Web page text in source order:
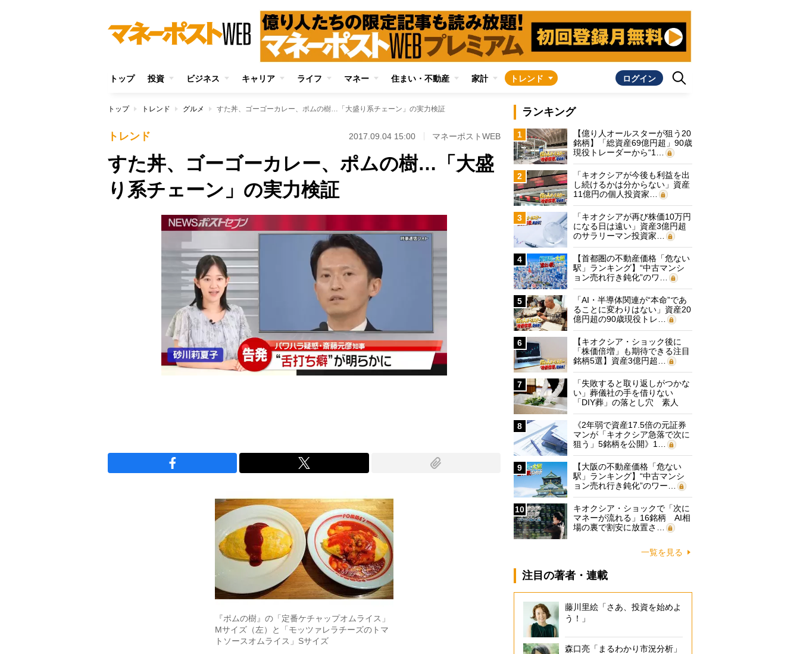
トップ 投資 ビジネス キャリア ライフ マネー 住まい・不動産 家計 トレンド ログイン
トップ トレンド グルメ すた丼、ゴーゴーカレー、ポムの樹…「大盛り系チェーン」の実力検証
トレンド 2017.09.04 15:00 マネーポストWEB
すた丼、ゴーゴーカレー、ポムの樹…「大盛
り系チェーン」の実力検証
『ポムの樹』の「定番ケチャップオムライス」
Mサイズ（左）と「モッツァレラチーズのトマ
トソースオムライス」Sサイズ
ランキング
1
【億り人オールスターが狙う20
銘柄】「総資産69億円超」90歳
現役トレーダーから“1…
2
「キオクシアが今後も利益を出
し続けるかは分からない」資産
11億円の個人投資家…
3
「キオクシアが再び株価10万円
になる日は遠い」資産3億円超
のサラリーマン投資家…
4
【首都圏の不動産価格「危ない
駅」ランキング】“中古マンシ
ョン売れ行き鈍化”のワ…
5
「AI・半導体関連が“本命”であ
ることに変わりはない」資産20
億円超の90歳現役トレ…
6
【キオクシア・ショック後に
「株価倍増」も期待できる注目
銘柄5選】資産3億円超…
7
「失敗すると取り返しがつかな
い」葬儀社の手を借りない
「DIY葬」の落とし穴 素人
に…
8
《2年弱で資産17.5倍の元証券
マンが「キオクシア急落で次に
狙う」5銘柄を公開》1…
9
【大阪の不動産価格「危ない
駅」ランキング】“中古マンシ
ョン売れ行き鈍化”のワー…
10
キオクシア・ショックで「次に
マネーが流れる」16銘柄 AI相
場の裏で割安に放置さ…
一覧を見る
注目の著者・連載
藤川里絵「さあ、投資を始めよ
う！」
森口亮「まるわかり市況分析」